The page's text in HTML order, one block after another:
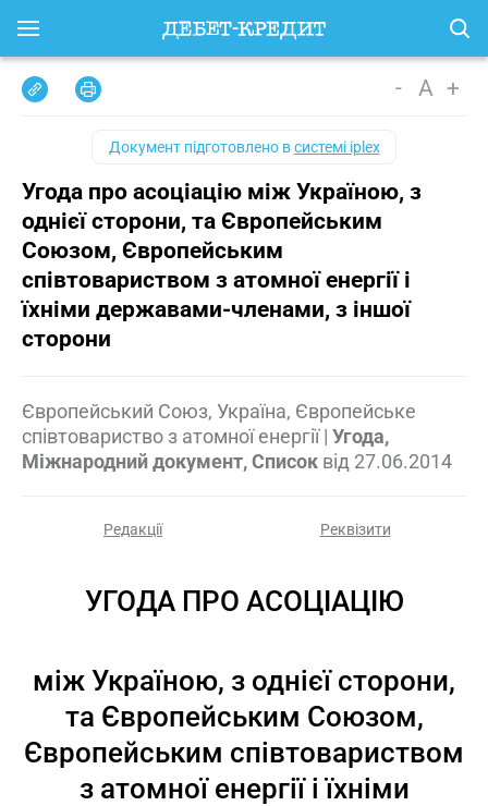
- A +
Документ підготовлено всистемі iplex
Угода про асоціацію між Україною, з
однієї сторони, та Європейським
Союзом, Європейським
співтовариством з атомної енергії і
їхніми державами-членами, з іншої
сторони
Європейський Союз, Україна, Європейське
співтовариство з атомної енергії| Угода,
Міжнародний документ, Список від 27.06.2014
Редакції Реквізити
УГОДА ПРО АСОЦІАЦІЮ
між Україною, з однієї сторони,
та Європейським Союзом,
Європейським співтовариством
з атомної енергії і їхніми